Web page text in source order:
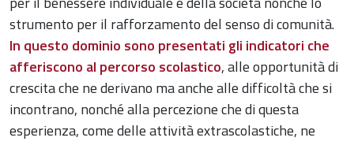
strumento per il rafforzamento del senso di comunità.
In questo dominio sono presentati gli indicatori che
afferiscono al percorso scolastico, alle opportunità di
crescita che ne derivano ma anche alle difficoltà che si
incontrano, nonché alla percezione che di questa
esperienza, come delle attività extrascolastiche, ne